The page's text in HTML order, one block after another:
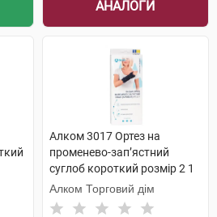
АНАЛОГИ
Алком 3017 Ортез на
променево-зап’ястний
суглоб короткий розмір 2 1
шт
Алком Торговий дім